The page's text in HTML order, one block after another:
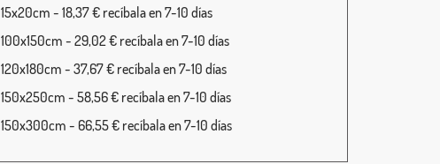
15x20cm - 18,37 € recíbala en 7-10 días
100x150cm - 29,02 € recíbala en 7-10 días
120x180cm - 37,67 € recíbala en 7-10 días
150x250cm - 58,56 € recíbala en 7-10 días
150x300cm - 66,55 € recíbala en 7-10 días